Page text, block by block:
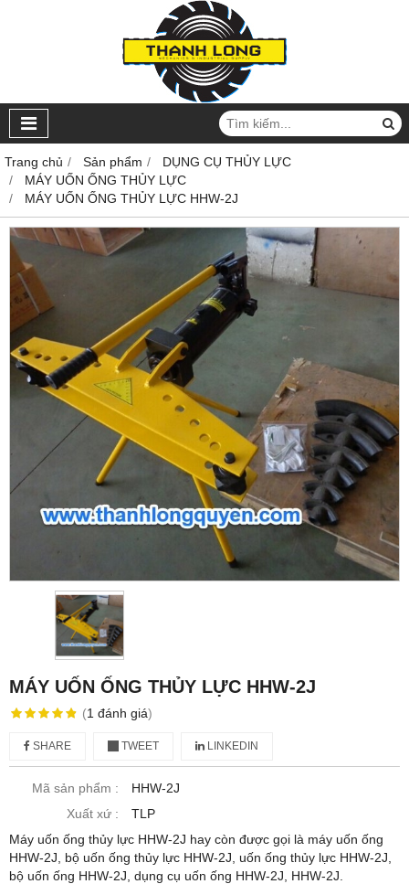
Trang chủ Sản phẩm
DỤNG CỤ THỦY LỰC
MÁY UỐN ỐNG THỦY LỰC
MÁY UỐN ỐNG THỦY LỰC HHW-2J
MÁY UỐN ỐNG THỦY LỰC HHW-2J
(1 đánh giá)
SHARE TWEET LINKEDIN
Mã sản phẩm :
HHW-2J
Xuất xứ :
TLP
Máy uốn ống thủy lực HHW-2J hay còn được gọi là máy uốn ống
HHW-2J, bộ uốn ống thủy lực HHW-2J, uốn ống thủy lực HHW-2J,
bộ uốn ống HHW-2J, dụng cụ uốn ống HHW-2J, HHW-2J.